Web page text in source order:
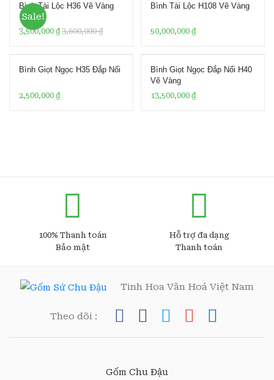
d on
mer
Sale!
Bình Tài Lộc H36 Vẽ Vàng
3,500,000 ₫ 3,600,000₫
Bình Tài Lộc H108 Vẽ Vàng
50,000,000 ₫
Bình Giọt Ngọc H35 Đắp Nổi
2,500,000 ₫
Bình Giọt Ngọc Đắp Nổi H40
Vẽ Vàng
13,500,000 ₫
100% Thanh toán
Bảo mật
Hỗ trợ đa dạng
Thanh toán
Tinh Hoa Văn Hoá Việt Nam
Theo dõi :
Gốm Chu Đậu